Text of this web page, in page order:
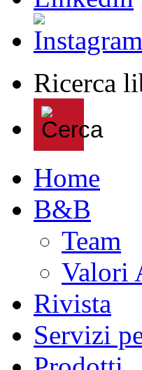
Ricerca
Home
B&B
Team
Valori
Rivista
Servizi